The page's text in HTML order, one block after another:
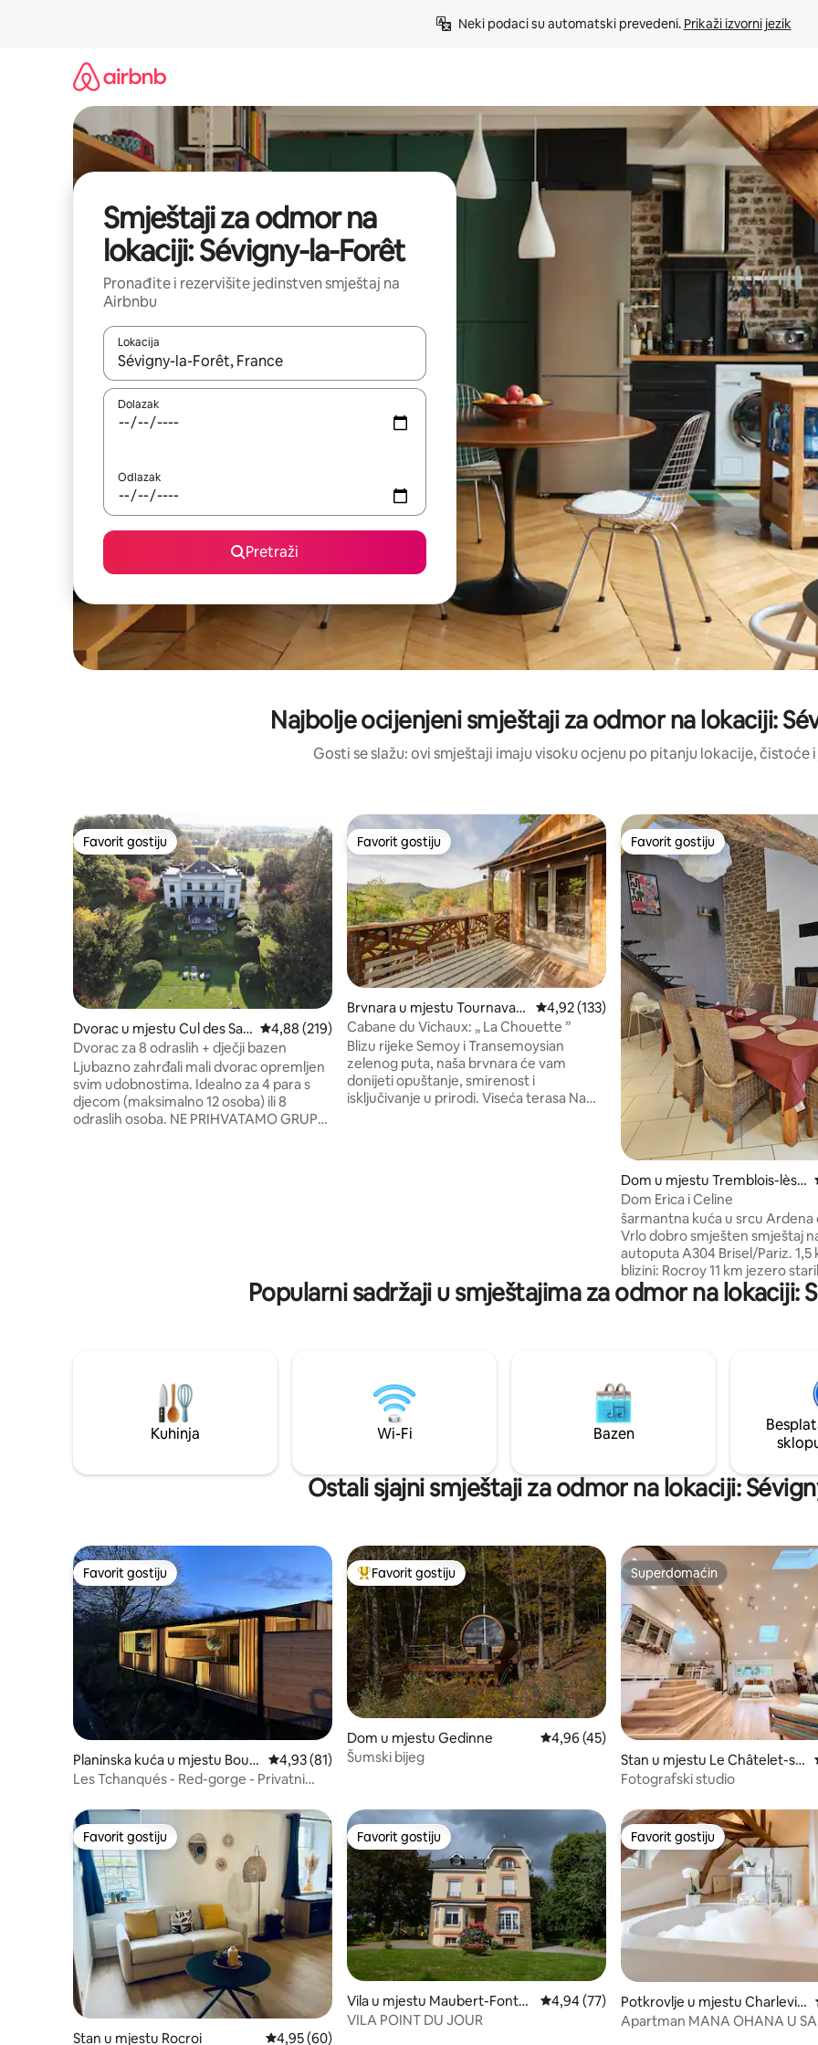
Neki podaci su automatski prevedeni. Prikaži izvorni jezik
Smještaji za odmor na
lokaciji: Sévigny-la-Forêt
Pronađite i rezervišite jedinstven smještaj na
Airbnbu
Lokacija
Kad rezultati budu dostupni, krećite se gore i dolje pomoću strelica ili ih pregledajte dodirom ili povlačenjem prsta.
Dolazak
Odlazak
Pretraži
Najbolje ocijenjeni smještaji za odmor na lokaciji:
Gosti se slažu: ovi smještaji imaju visoku ocjenu po pitanju lokacije, čistoće
Favorit gostiju
Favorit gostiju
Dvorac u mjestu Cul des Sar
ts
Prosječna ocjena: 4,88 od 5, recenzija: 219
4,88 (219)
Dvorac za 8 odraslih + dječji bazen
Ljubazno zahrđali mali dvorac opremljen
svim udobnostima. Idealno za 4 para s
djecom (maksimalno 12 osoba) ili 8
odraslih osoba. NE PRIHVATAMO GRUPE
Favorit gostiju
Favorit gostiju
Brvnara u mjestu Tournavau
x
Prosječna ocjena: 4,92 od 5, recenzija: 133
4,92 (133)
Cabane du Vichaux: „ La Chouette ”
Blizu rijeke Semoy i Transemoysian
zelenog puta, naša brvnara će vam
donijeti opuštanje, smirenost i
isključivanje u prirodi. Viseća terasa Na
Favorit gostiju
Favorit gostiju
Dom u mjestu Tremblois-lès-
Rocroi
Dom Erica i Celine
šarmantna kuća u srcu Ardena
Vrlo dobro smješten smještaj
autoputa A304 Brisel/Pariz. 1,5
blizini: Rocroy 11 km jezero
krivotvorina 14 km Charleville-
grad Arthur Rimbaud i njegov
dvorac Sedan rimbaud muzej
Ducale utvrđenje, Rocroy bazen.. Zeleni
kabare festival lutaka festival piva
božićna pijaca..
Popularni sadržaji u smještajima za odmor na lokaciji:
Kuhinja Wi-Fi Bazen
Ostali sjajni smještaji za odmor na lokaciji:
Favorit gostiju
Favorit gostiju
Planinska kuća u mjestu Bour
g-Fidèle
Prosječna ocjena: 4,93 od 5, recenzija: 81
4,93 (81)
Les Tchanqués - Red-gorge - Privatni
Glavni favorit gostiju
Favorit gostiju
Dom u mjestu Gedinne Prosječna ocjena: 4,96 od 5, recenzija: 45
4,96 (45)
Šumski bijeg
Superdomaćin
Superdomaćin
Stan u mjestu Le Châtelet-su
r-Sormonne
Fotografski studio
Favorit gostiju
Favorit gostiju
Stan u mjestu Rocroi Prosječna ocjena: 4,95 od 5, recenzija: 60
4,95 (60)
Favorit gostiju
Favorit gostiju
Vila u mjestu Maubert-Fontai
ne
Prosječna ocjena: 4,94 od 5, recenzija: 77
4,94 (77)
VILA POINT DU JOUR
Favorit gostiju
Favorit gostiju
Potkrovlje u mjestu Charlevill
e-Mézières
Apartman MANA OHANA U